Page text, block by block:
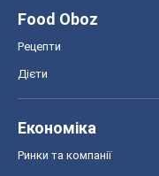
Food Oboz
Рецепти
Дієти
Економіка
Ринки та компанії